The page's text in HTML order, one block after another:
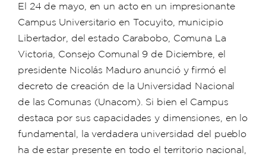
El 24 de mayo, en un acto en un impresionante
Campus Universitario en Tocuyito, municipio
Libertador, del estado Carabobo, Comuna La
Victoria, Consejo Comunal 9 de Diciembre, el
presidente Nicolás Maduro anunció y firmó el
decreto de creación de la Universidad Nacional
de las Comunas (Unacom). Si bien el Campus
destaca por sus capacidades y dimensiones, en lo
fundamental, la verdadera universidad del pueblo
ha de estar presente en todo el territorio nacional,